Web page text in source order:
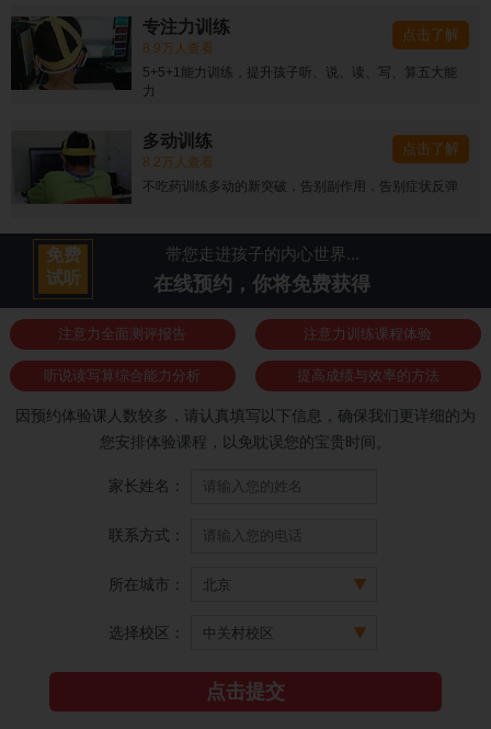
专注力训练
8.9万人查看
5+5+1能力训练，提升孩子听、说、读、写、算五大能
力
点击了解
多动训练
8.2万人查看
不吃药训练多动的新突破，告别副作用，告别症状反弹
点击了解
带您走进孩子的内心世界...
在线预约，你将免费获得
免费
试听
注意力全面测评报告 注意力训练课程体验
听说读写算综合能力分析 提高成绩与效率的方法
因预约体验课人数较多，请认真填写以下信息，确保我们更详细的为
您安排体验课程，以免耽误您的宝贵时间。
家长姓名：
联系方式：
所在城市：
选择校区：